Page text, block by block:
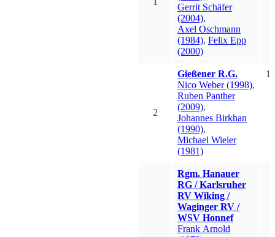
Gerrit Schäfer
(2004),
Axel Oschmann
(1984), Felix Epp
(2000)
2
Gießener R.G.
Nico Weber (1998),
Ruben Panther
(2009),
Johannes Birkhan
(1990),
Michael Wieler
(1981)
Rgm. Hanauer
RG / Karlsruher
RV Wiking /
Waginger RV /
WSV Honnef
Frank Arnold